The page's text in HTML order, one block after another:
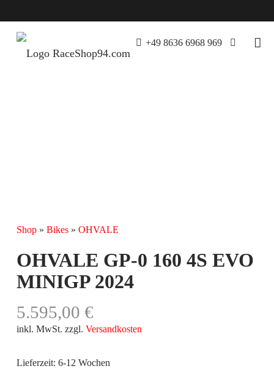
+49 8636 6968 969
Shop » Bikes » OHVALE
OHVALE GP-0 160 4S EVO
MINIGP 2024
5.595,00 €
inkl. MwSt. zzgl. Versandkosten
Lieferzeit: 6-12 Wochen